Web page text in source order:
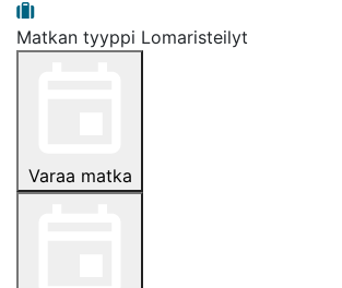
Matkan tyyppi Lomaristeilyt
Varaa matka